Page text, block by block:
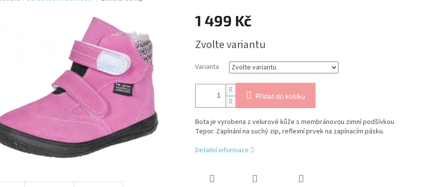
1 499 Kč
cena:
Zvolte variantu
Varianta
Přidat do košíku
Bota je vyrobena z velurové kůže s membránovou zimní podšívkou
Tepor. Zapínání na suchý zip, reflexní prvek na zapínacím pásku.
Detailní informace